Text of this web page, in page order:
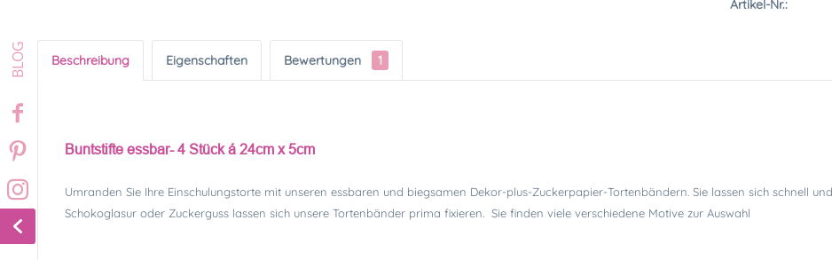
Artikel-Nr.:
Beschreibung Eigenschaften Bewertungen 1
Buntstifte essbar- 4 Stück á 24cm x 5cm
Umranden Sie Ihre Einschulungstorte mit unseren essbaren und biegsamen Dekor-plus-Zuckerpapier-Tortenbändern. Sie lassen sich schnell
Schokoglasur oder Zuckerguss lassen sich unsere Tortenbänder prima fixieren. Sie finden viele verschiedene Motive zur Auswahl